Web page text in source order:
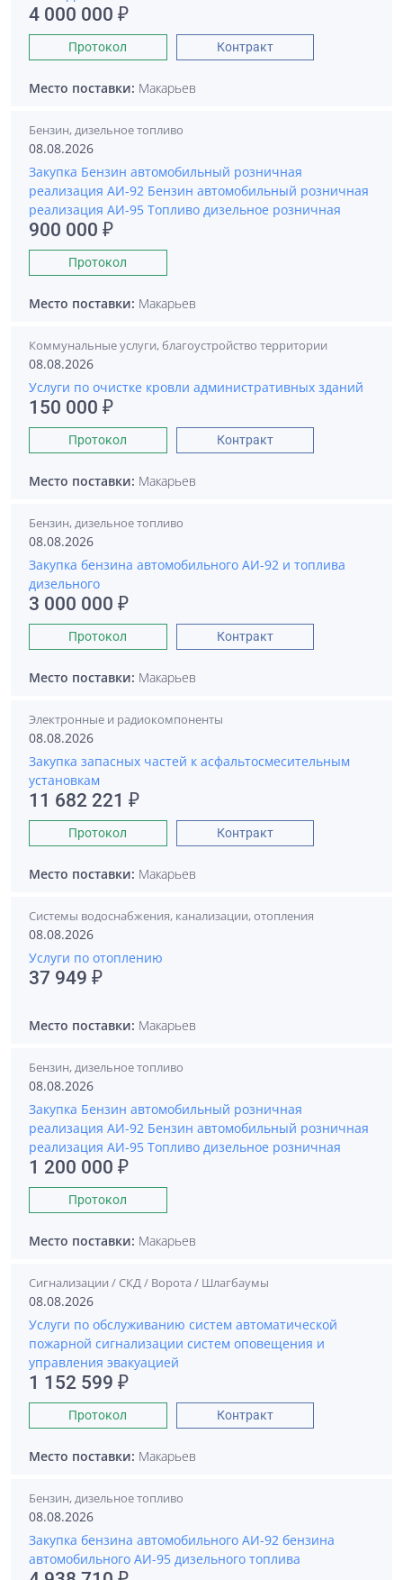
4 000 000 ₽
Протокол Контракт
Место поставки: Макарьев
Бензин, дизельное топливо
08.08.2026
Закупка Бензин автомобильный розничная
реализация АИ-92 Бензин автомобильный розничная
реализация АИ-95 Топливо дизельное розничная
900 000 ₽
Протокол
Место поставки: Макарьев
Коммунальные услуги, благоустройство территории
08.08.2026
Услуги по очистке кровли административных зданий
150 000 ₽
Протокол Контракт
Место поставки: Макарьев
Бензин, дизельное топливо
08.08.2026
Закупка бензина автомобильного АИ-92 и топлива
дизельного
3 000 000 ₽
Протокол Контракт
Место поставки: Макарьев
Электронные и радиокомпоненты
08.08.2026
Закупка запасных частей к асфальтосмесительным
установкам
11 682 221 ₽
Протокол Контракт
Место поставки: Макарьев
Системы водоснабжения, канализации, отопления
08.08.2026
Услуги по отоплению
37 949 ₽
Место поставки: Макарьев
Бензин, дизельное топливо
08.08.2026
Закупка Бензин автомобильный розничная
реализация АИ-92 Бензин автомобильный розничная
реализация АИ-95 Топливо дизельное розничная
1 200 000 ₽
Протокол
Место поставки: Макарьев
Сигнализации / СКД / Ворота / Шлагбаумы
08.08.2026
Услуги по обслуживанию систем автоматической
пожарной сигнализации систем оповещения и
управления эвакуацией
1 152 599 ₽
Протокол Контракт
Место поставки: Макарьев
Бензин, дизельное топливо
08.08.2026
Закупка бензина автомобильного АИ-92 бензина
автомобильного АИ-95 дизельного топлива